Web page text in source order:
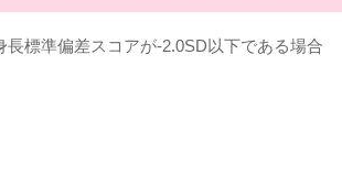
標準偏差スコアが-2.0SD以下である場合